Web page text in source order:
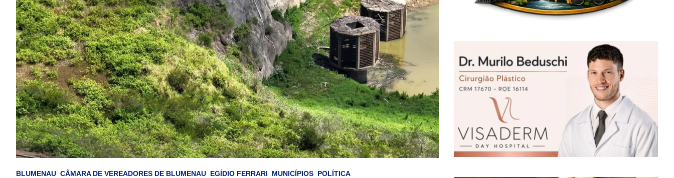
BLUMENAU CÂMARA DE VEREADORES DE BLUMENAU EGÍDIO FERRARI MUNICÍPIOS POLÍTICA